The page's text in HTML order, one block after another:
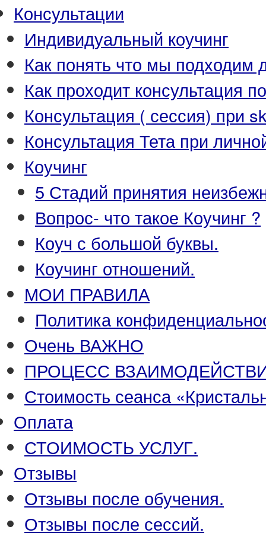
Консультации
Индивидуальный коучинг
Как понять что мы подходим
Как проходит консультация
Консультация ( сессия) при
Консультация Тета при
Коучинг
5 Стадий принятия
Вопрос- что такое Коучинг ?
Коуч с большой буквы.
Коучинг отношений.
МОИ ПРАВИЛА
Политика
Очень ВАЖНО
ПРОЦЕСС
Стоимость сеанса
Оплата
СТОИМОСТЬ УСЛУГ.
Отзывы
Отзывы после обучения.
Отзывы после сессий.